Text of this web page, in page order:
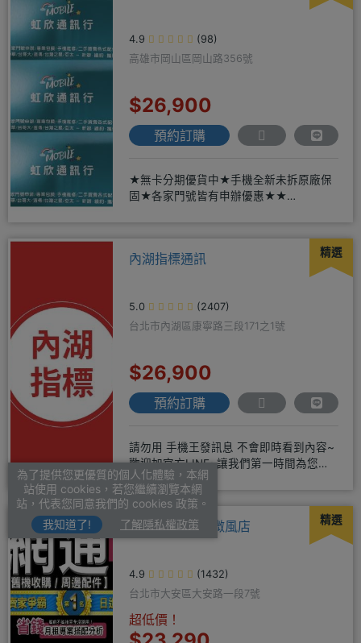
4.9
(98)
高雄市岡山區岡山路356號
$26,900
預約訂購
★無卡分期優貨中★手機全新未拆原廠保
固★各家門號皆有申辦優惠★★
精選
內湖指標通訊
5.0
(2407)
台北市內湖區康寧路三段171之1號
$26,900
預約訂購
請勿用 手機王發訊息 不會即時看到內容~
歡迎加官方LINE~讓我們第一時間為您服
務^^或著可以FB搜尋
精選
日進網通國際-微風店
4.9
(1432)
台北市大安區大安路一段7號
超低價！
為了提供您更優質的個人化體驗，本網
站使用 cookies，若您繼續瀏覽本網
站，代表您同意我們的 cookies 政策。
我知道了!
了解隱私權政策